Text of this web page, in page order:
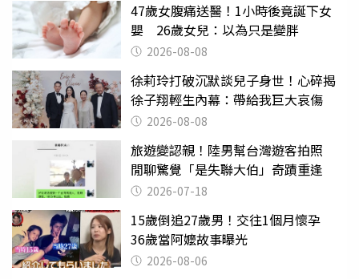
47歲女腹痛送醫！1小時後竟誕下女
嬰 26歲女兒：以為只是變胖
2026-08-08
徐莉玲打破沉默談兒子身世！心碎揭
徐子翔輕生內幕：帶給我巨大哀傷
2026-08-08
旅遊變認親！陸男幫台灣遊客拍照
閒聊驚覺「是失聯大伯」奇蹟重逢
2026-07-18
15歲倒追27歲男！交往1個月懷孕
36歲當阿嬤故事曝光
2026-08-06